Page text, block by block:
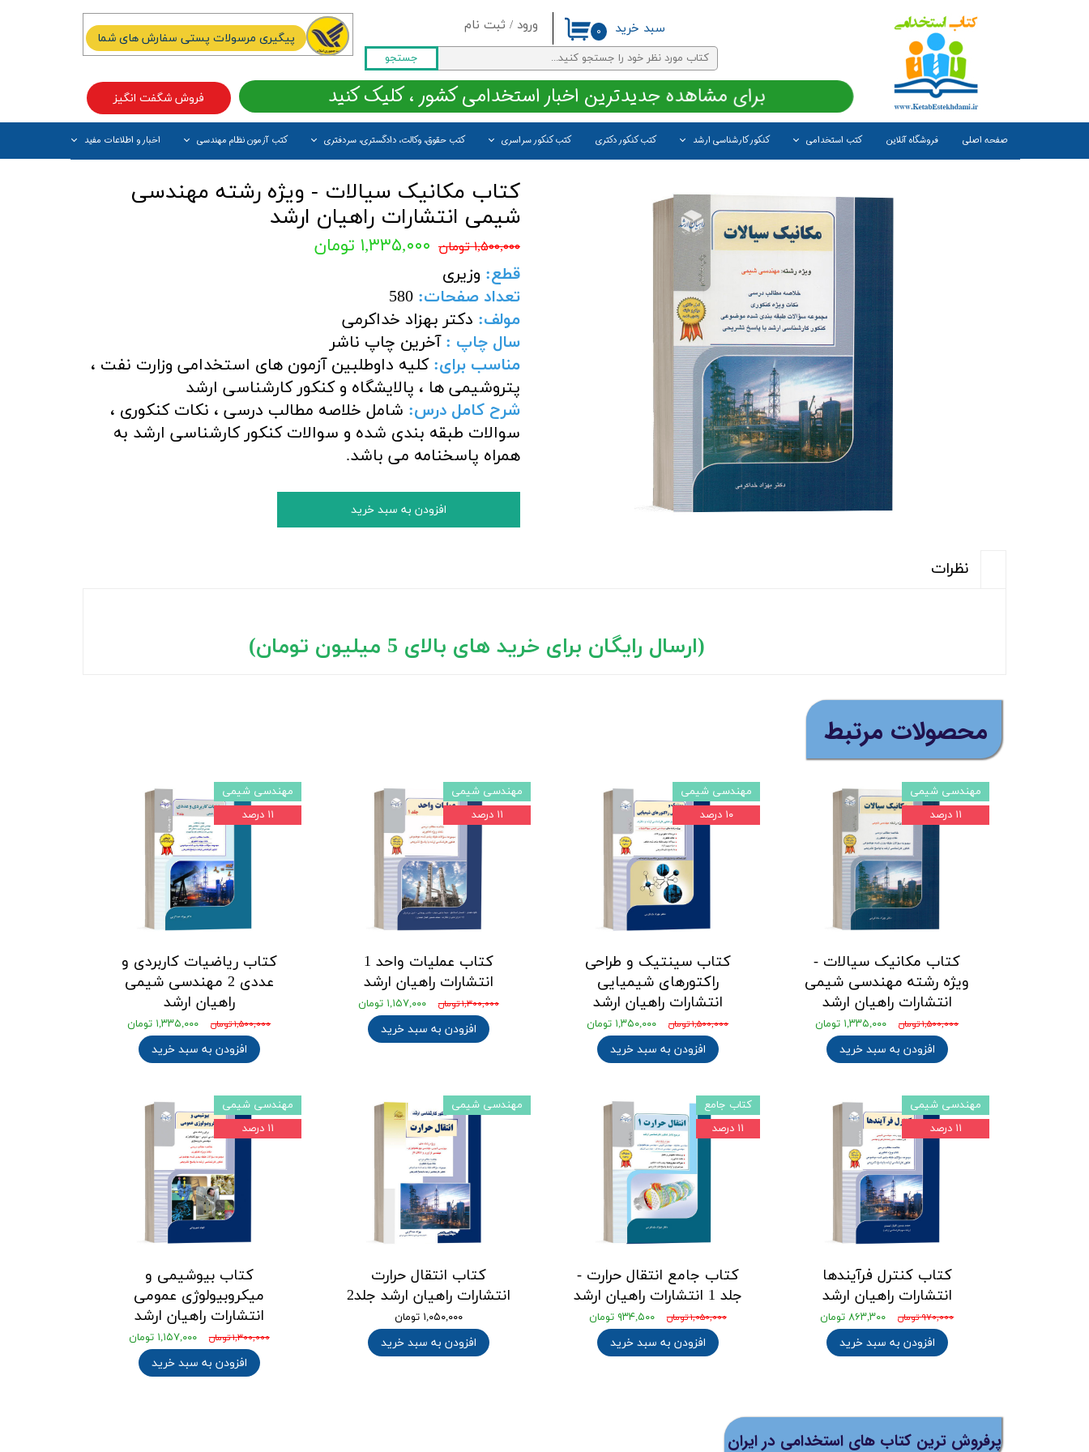
ورود / ثبت نام
حساب کاربری من
تغییر گذر واژه
سفارشات
خروج از حساب کاربری
جستجو
صفحه اصلی فروشگاه آنلاین کتب استخدامی کنکور کارشناسی ارشد کتب کنکور دکتری کتب کنکور سراسری کتب حقوق، وکالت، دادگستری، سردفتری کتب آزمون نظام مهندسی اخبار و اطلاعات مفید
۰ سبد خرید
فروش شگفت انگیز برای مشاهده جدیدترین اخبار استخدامی کشور ، کلیک کنید
پیگیری مرسولات پستی سفارش های شما
کتاب مکانیک سیالات - ویژه رشته مهندسی
شیمی انتشارات راهیان ارشد
۱,۵۰۰,۰۰۰ تومان ۱,۳۳۵,۰۰۰ تومان
قطع: وزیری
تعداد صفحات:
مولف: دکتر بهزاد خداکرمی
سال چاپ : آخرین چاپ ناشر
مناسب برای: کلیه داوطلبین آزمون های استخدامی وزارت نفت ،
پتروشیمی ها ، پالایشگاه و کنکور کارشناسی ارشد
شرح کامل درس: شامل خلاصه مطالب درسی ، نکات کنکوری ،
سوالات طبقه بندی شده و سوالات کنکور کارشناسی ارشد به
همراه پاسخنامه می باشد.
افزودن به سبد خرید
نظرات
(ارسال رایگان برای خرید های بالای 5 میلیون تومان)
​محصولات مرتبط
کتاب مکانیک سیالات -
ویژه رشته مهندسی شیمی
انتشارات راهیان ارشد
۱,۵۰۰,۰۰۰ تومان ۱,۳۳۵,۰۰۰ تومان
افزودن به سبد خرید
مهندسی شیمی
۱۱ درصد
کتاب سینتیک و طراحی
راکتورهای شیمیایی
انتشارات راهیان ارشد
۱,۵۰۰,۰۰۰ تومان ۱,۳۵۰,۰۰۰ تومان
افزودن به سبد خرید
مهندسی شیمی
۱۰ درصد
کتاب عملیات واحد 1
انتشارات راهیان ارشد
۱,۳۰۰,۰۰۰ تومان ۱,۱۵۷,۰۰۰ تومان
افزودن به سبد خرید
مهندسی شیمی
۱۱ درصد
کتاب ریاضیات کاربردی و
عددی 2 مهندسی شیمی
راهیان ارشد
۱,۵۰۰,۰۰۰ تومان ۱,۳۳۵,۰۰۰ تومان
افزودن به سبد خرید
مهندسی شیمی
۱۱ درصد
کتاب کنترل فرآیندها
انتشارات راهیان ارشد
۹۷۰,۰۰۰ تومان ۸۶۳,۳۰۰ تومان
افزودن به سبد خرید
مهندسی شیمی
۱۱ درصد
کتاب جامع انتقال حرارت -
جلد 1 انتشارات راهیان ارشد
۱,۰۵۰,۰۰۰ تومان ۹۳۴,۵۰۰ تومان
افزودن به سبد خرید
کتاب جامع
۱۱ درصد
کتاب انتقال حرارت
انتشارات راهیان ارشد جلد2
۱,۰۵۰,۰۰۰ تومان
افزودن به سبد خرید
مهندسی شیمی
کتاب بیوشیمی و
میکروبیولوژی عمومی
انتشارات راهیان ارشد
۱,۳۰۰,۰۰۰ تومان ۱,۱۵۷,۰۰۰ تومان
افزودن به سبد خرید
مهندسی شیمی
۱۱ درصد
پرفروش ترین کتاب های استخدامی در ایران